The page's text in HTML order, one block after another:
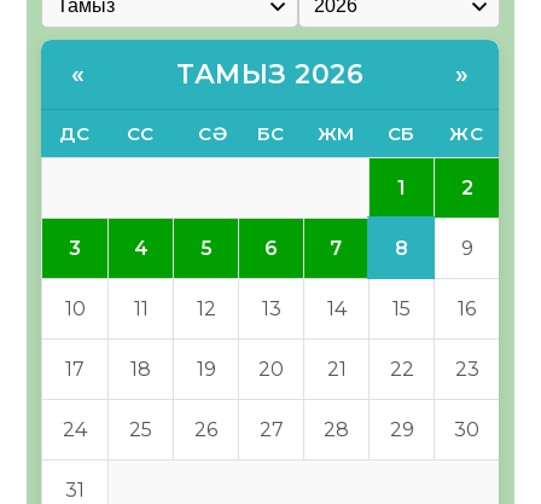
« ТАМЫЗ 2026 »
ДС СС СӘ БС ЖМ СБ ЖС
1 2
3 4 5 6 7 8 9
10 11 12 13 14 15 16
17 18 19 20 21 22 23
24 25 26 27 28 29 30
31